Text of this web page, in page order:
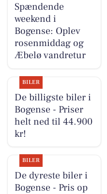
Spændende
weekend i
Bogense: Oplev
rosenmiddag og
Æbelø vandretur
BILER
De billigste biler i
Bogense - Priser
helt ned til 44.900
kr!
BILER
De dyreste biler i
Bogense - Pris op